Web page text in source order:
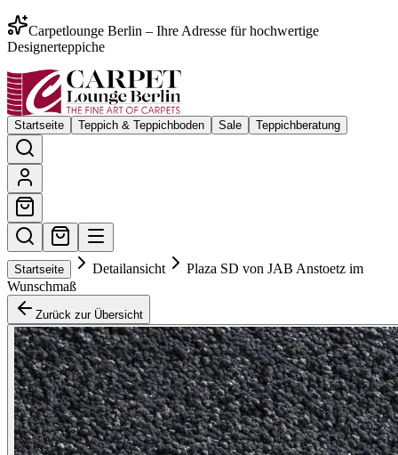
Carpetlounge Berlin – Ihre Adresse für hochwertige
Designerteppiche
Startseite Teppich & Teppichboden Sale Teppichberatung
Startseite Detailansicht
Plaza SD von JAB Anstoetz im
Wunschmaß
Zurück zur Übersicht